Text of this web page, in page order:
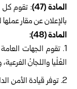
المادة (47)
: تقوم كل
بالإعلان عن مقار
المادة (48):
تقوم الجهات
العُلْيا واللجانُ
توفر قيادة الأمن